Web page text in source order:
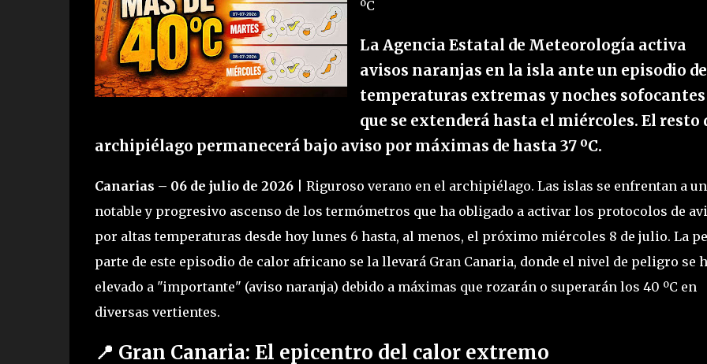
ºC
La Agencia Estatal de Meteorología activa
avisos naranjas en la isla ante un episodio de
temperaturas extremas y noches sofocantes
que se extenderá hasta el miércoles. El resto
archipiélago permanecerá bajo aviso por máximas de hasta 37 ºC.
Canarias – 06 de julio de 2026| Riguroso verano en el archipiélago. Las islas se enfrentan a un
notable y progresivo ascenso de los termómetros que ha obligado a activar los protocolos de
por altas temperaturas desde hoy lunes 6 hasta, al menos, el próximo miércoles 8 de julio. La
parte de este episodio de calor africano se la llevará Gran Canaria, donde el nivel de peligro se
elevado a "importante" (aviso naranja) debido a máximas que rozarán o superarán los 40 ºC en
diversas vertientes.
📍 Gran Canaria: El epicentro del calor extremo